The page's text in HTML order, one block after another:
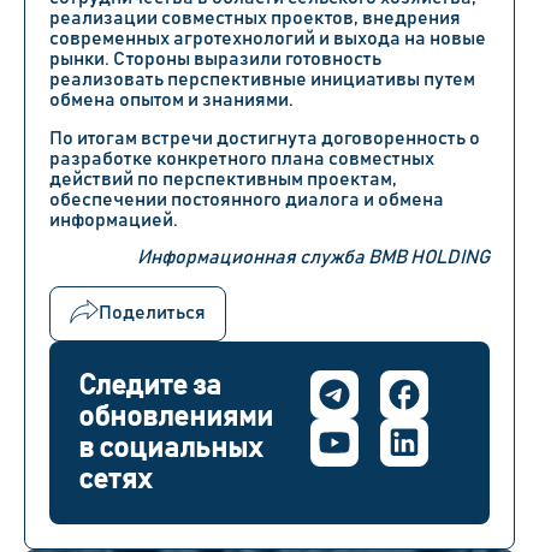
реализации совместных проектов, внедрения
современных агротехнологий и выхода на новые
рынки. Стороны выразили готовность
реализовать перспективные инициативы путем
обмена опытом и знаниями.
По итогам встречи достигнута договоренность о
разработке конкретного плана совместных
действий по перспективным проектам,
обеспечении постоянного диалога и обмена
информацией.
Информационная служба BMB HOLDING
Поделиться
Следите за
обновлениями
в социальных
сетях